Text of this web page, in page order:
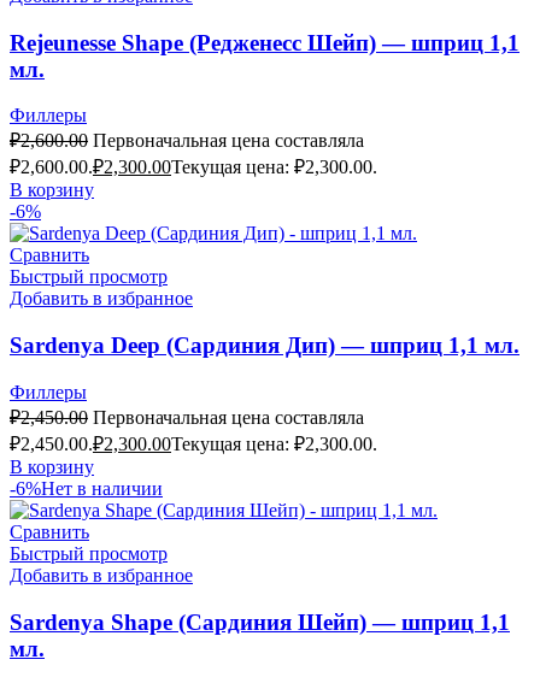
Rejeunesse Shape (Редженесс Шейп) — шприц 1,1
мл.
Филлеры
₽2,600.00 Первоначальная цена составляла
₽2,600.00.₽2,300.00Текущая цена: ₽2,300.00.
В корзину
-6%
Сравнить
Быстрый просмотр
Добавить в избранное
Sardenya Deep (Сардиния Дип) — шприц 1,1 мл.
Филлеры
₽2,450.00 Первоначальная цена составляла
₽2,450.00.₽2,300.00Текущая цена: ₽2,300.00.
В корзину
-6%Нет в наличии
Сравнить
Быстрый просмотр
Добавить в избранное
Sardenya Shape (Сардиния Шейп) — шприц 1,1
мл.